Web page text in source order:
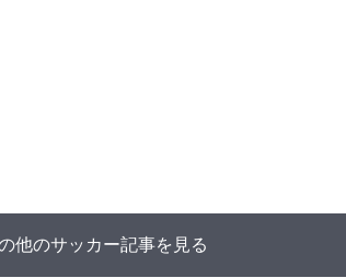
他のサッカー記事を見る